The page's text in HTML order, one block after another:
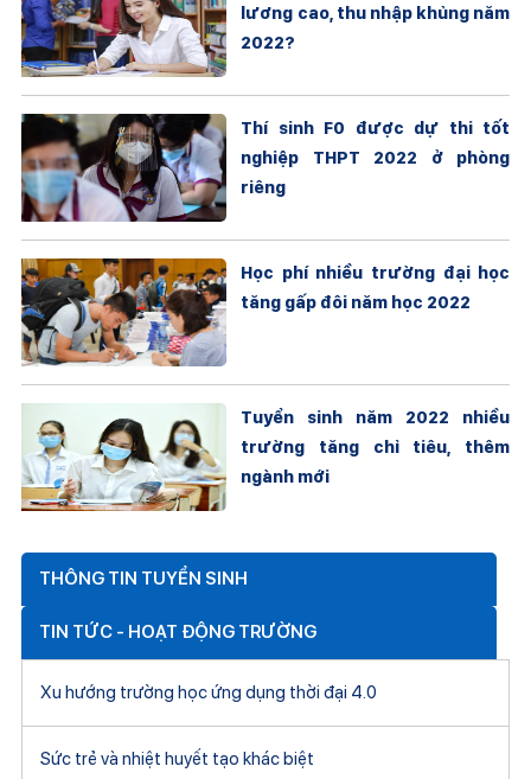
lương cao, thu nhập khủng năm
2022?
Thí sinh F0 được dự thi tốt
nghiệp THPT 2022 ở phòng
riêng
Học phí nhiều trường đại học
tăng gấp đôi năm học 2022
Tuyển sinh năm 2022 nhiều
trường tăng chỉ tiêu, thêm
ngành mới
THÔNG TIN TUYỂN SINH
TIN TỨC - HOẠT ĐỘNG TRƯỜNG
Xu hướng trường học ứng dụng thời đại 4.0
Sức trẻ và nhiệt huyết tạo khác biệt